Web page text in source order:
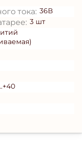
тока: 36В
3 шт